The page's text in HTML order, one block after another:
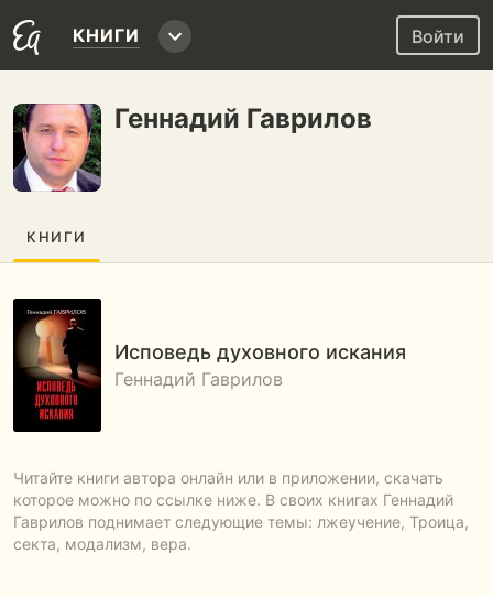
КНИГИ Войти
Геннадий Гаврилов
КНИГИ
Исповедь духовного искания
Геннадий Гаврилов
Читайте книги автора онлайн или в приложении, скачать
которое можно по ссылке ниже. В своих книгах Геннадий
Гаврилов поднимает следующие темы: лжеучение, Троица,
секта, модализм, вера.